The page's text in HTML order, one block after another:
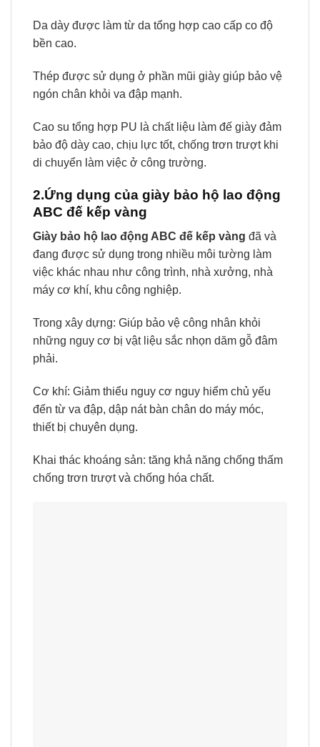
Da dày được làm từ da tổng hợp cao cấp co độ
bền cao.
Thép được sử dụng ở phần mũi giày giúp bảo vệ
ngón chân khỏi va đập mạnh.
Cao su tổng hợp PU là chất liệu làm đế giày đảm
bảo độ dày cao, chịu lực tốt, chống trơn trượt khi
di chuyển làm việc ở công trường.
2.Ứng dụng của giày bảo hộ lao động
ABC đế kếp vàng
Giày bảo hộ lao động ABC đế kếp vàng đã và
đang được sử dụng trong nhiều môi tường làm
việc khác nhau như công trình, nhà xưởng, nhà
máy cơ khí, khu công nghiệp.
Trong xây dựng: Giúp bảo vệ công nhân khỏi
những nguy cơ bị vật liệu sắc nhọn dăm gỗ đâm
phải.
Cơ khí: Giảm thiểu nguy cơ nguy hiểm chủ yếu
đến từ va đập, dập nát bàn chân do máy móc,
thiết bị chuyên dụng.
Khai thác khoáng sản: tăng khả năng chống thấm
chống trơn trượt và chống hóa chất.